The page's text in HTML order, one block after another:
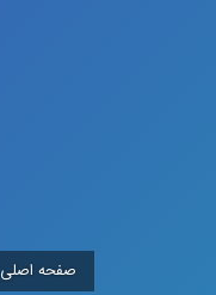
صفحه اصلی